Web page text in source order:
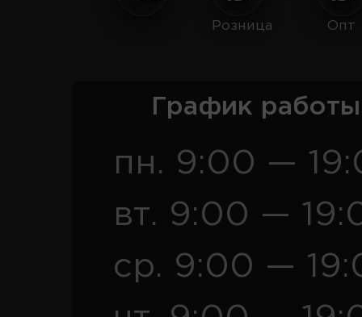
Розница Опт
График
пн. 9:00 —
вт. 9:00 —
ср. 9:00 —